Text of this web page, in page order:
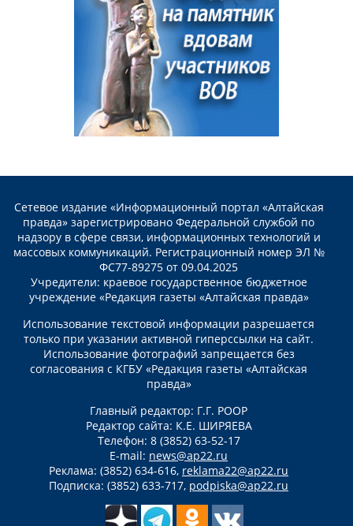
Сетевое издание «Информационный портал «Алтайская
правда» зарегистрировано Федеральной службой по
надзору в сфере связи, информационных технологий и
массовых коммуникаций. Регистрационный номер ЭЛ №
ФС77-89275 от 09.04.2025
Учредители: краевое государственное бюджетное
учреждение «Редакция газеты «Алтайская правда»
Использование текстовой информации разрешается
только при указании активной гиперссылки на сайт.
Использование фотографий запрещается без
согласования с КГБУ «Редакция газеты «Алтайская
правда»
Главный редактор: Г.Г. РООР
Редактор сайта: К.Е. ШИРЯЕВА
Телефон: 8 (3852) 63-52-17
E-mail: news@ap22.ru
Реклама: (3852) 634-616, reklama22@ap22.ru
Подписка: (3852) 633-717, podpiska@ap22.ru